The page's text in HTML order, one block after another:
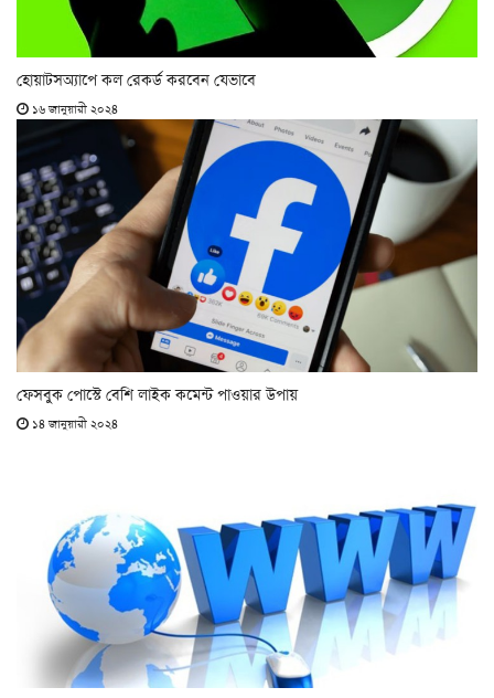
হোয়াটসঅ্যাপে কল রেকর্ড করবেন যেভাবে
১৬ জানুয়ারী ২০২৪
ফেসবুক পোস্টে বেশি লাইক কমেন্ট পাওয়ার উপায়
১৪ জানুয়ারী ২০২৪